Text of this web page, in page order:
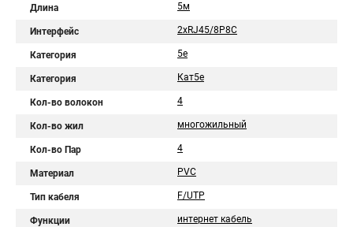
Длина 5м
Интерфейс 2хRJ45/8P8C
Категория 5e
Категория Кат5e
Кол-во волокон 4
Кол-во жил многожильный
Кол-во Пар 4
Материал PVC
Тип кабеля F/UTP
Функции интернет кабель